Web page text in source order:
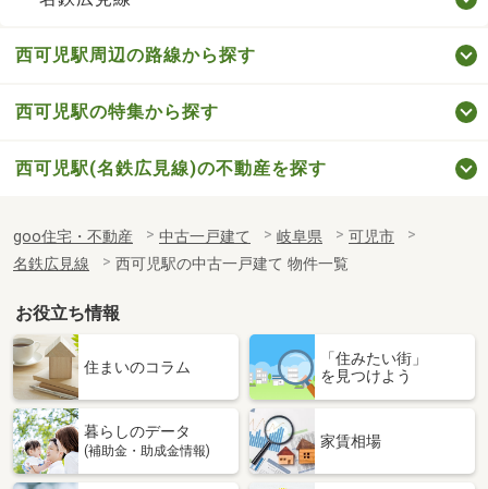
西可児駅周辺の路線から探す
西可児駅の特集から探す
西可児駅(名鉄広見線)の不動産を探す
goo住宅・不動産 中古一戸建て 岐阜県
可児市
名鉄広見線
西可児駅の中古一戸建て 物件一覧
お役立ち情報
住まいのコラム
「住みたい街」
を見つけよう
暮らしのデータ
(補助金・助成金情報)
家賃相場